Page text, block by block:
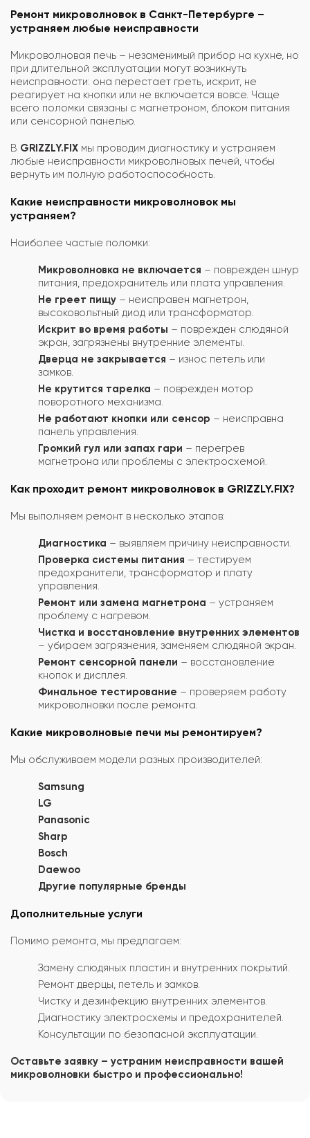
Ремонт микроволновок в Санкт-Петербурге –
устраняем любые неисправности
Микроволновая печь – незаменимый прибор на кухне, но
при длительной эксплуатации могут возникнуть
неисправности: она перестает греть, искрит, не
реагирует на кнопки или не включается вовсе. Чаще
всего поломки связаны с магнетроном, блоком питания
или сенсорной панелью.
В GRIZZLY.FIX мы проводим диагностику и устраняем
любые неисправности микроволновых печей, чтобы
вернуть им полную работоспособность.
Какие неисправности микроволновок мы
устраняем?
Наиболее частые поломки:
Микроволновка не включается – поврежден шнур
питания, предохранитель или плата управления.
Не греет пищу – неисправен магнетрон,
высоковольтный диод или трансформатор.
Искрит во время работы – поврежден слюдяной
экран, загрязнены внутренние элементы.
Дверца не закрывается – износ петель или
замков.
Не крутится тарелка – поврежден мотор
поворотного механизма.
Не работают кнопки или сенсор – неисправна
панель управления.
Громкий гул или запах гари – перегрев
магнетрона или проблемы с электросхемой.
Как проходит ремонт микроволновок в GRIZZLY.FIX?
Мы выполняем ремонт в несколько этапов:
Диагностика – выявляем причину неисправности.
Проверка системы питания – тестируем
предохранители, трансформатор и плату
управления.
Ремонт или замена магнетрона – устраняем
проблему с нагревом.
Чистка и восстановление внутренних элементов
– убираем загрязнения, заменяем слюдяной экран.
Ремонт сенсорной панели – восстановление
кнопок и дисплея.
Финальное тестирование – проверяем работу
микроволновки после ремонта.
Какие микроволновые печи мы ремонтируем?
Мы обслуживаем модели разных производителей:
Samsung
LG
Panasonic
Sharp
Bosch
Daewoo
Другие популярные бренды
Дополнительные услуги
Помимо ремонта, мы предлагаем:
Замену слюдяных пластин и внутренних покрытий.
Ремонт дверцы, петель и замков.
Чистку и дезинфекцию внутренних элементов.
Диагностику электросхемы и предохранителей.
Консультации по безопасной эксплуатации.
Оставьте заявку – устраним неисправности вашей
микроволновки быстро и профессионально!